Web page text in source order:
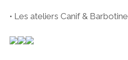
• Les ateliers Canif & Barbotine